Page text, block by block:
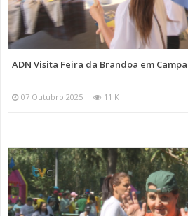
ADN Visita Feira da Brandoa em
07 Outubro 2025 11 K